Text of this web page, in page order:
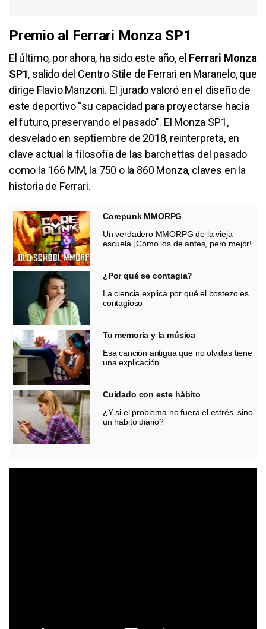
Premio al Ferrari Monza SP1
El último, por ahora, ha sido este año, el Ferrari Monza
SP1, salido del Centro Stile de Ferrari en Maranelo, que
dirige Flavio Manzoni. El jurado valoró en el diseño de
este deportivo “su capacidad para proyectarse hacia
el futuro, preservando el pasado". El Monza SP1,
desvelado en septiembre de 2018, reinterpreta, en
clave actual la filosofía de las barchettas del pasado
como la 166 MM, la 750 o la 860 Monza, claves en la
historia de Ferrari.
Corepunk MMORPG
Un verdadero MMORPG de la vieja
escuela ¡Cómo los de antes, pero mejor!
¿Por qué se contagia?
La ciencia explica por qué el bostezo es
contagioso
Tu memoria y la música
Esa canción antigua que no olvidas tiene
una explicación
Cuidado con este hábito
¿Y si el problema no fuera el estrés, sino
un hábito diario?